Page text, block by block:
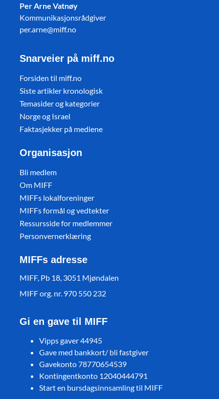
Per Arne Vatnøy
Kommunikasjonsrådgiver
per.arne@miff.no
Snarveier på miff.no
Forsiden til miff.no
Siste artikler kronologisk
Temasider og kategorier
Norge og Israel
Faktasjekker på mediene
Organisasjon
Bli medlem
Om MIFF
MIFFs lokalforeninger
MIFFs formål og vedtekter
Ressursside for medlemmer
Personvernerklæring
MIFFs adresse
MIFF, Pb 18, 3051 Mjøndalen
MIFF org. nr. 970 550 232
Gi en gave til MIFF
Vipps gaver 44945
Gave med bankkort/ bli fastgiver
Gavekonto 78770654539
Kontingentkonto 12040444791
Start en bursdagsinnsamling til MIFF